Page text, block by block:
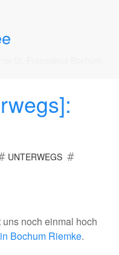
UNTERWEGS
noch einmal hoch
Bochum Riemke.